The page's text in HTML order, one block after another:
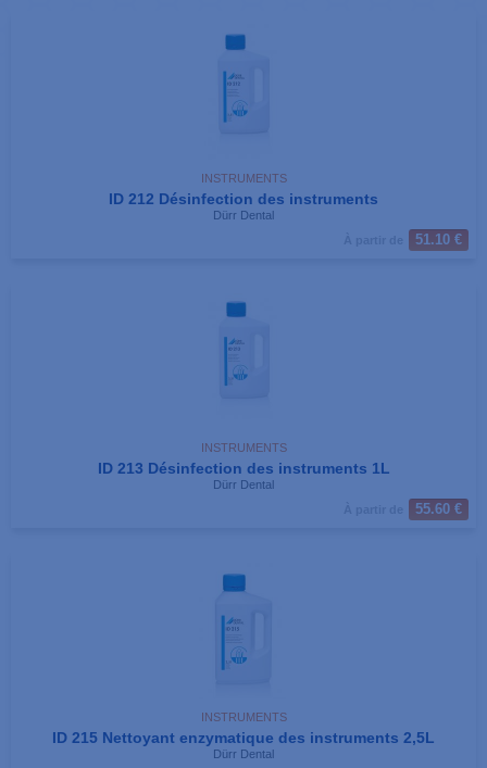
INSTRUMENTS
ID 212 Désinfection des instruments
Dürr Dental
51.10 €
INSTRUMENTS
ID 213 Désinfection des instruments 1L
Dürr Dental
55.60 €
INSTRUMENTS
ID 215 Nettoyant enzymatique des instruments 2,5L
Dürr Dental